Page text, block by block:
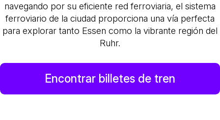
navegando por su eficiente red ferroviaria, el sistema
ferroviario de la ciudad proporciona una vía perfecta
para explorar tanto Essen como la vibrante región del
Ruhr.
Encontrar billetes de tren